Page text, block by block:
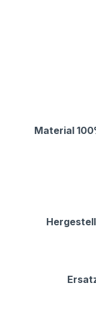
Material